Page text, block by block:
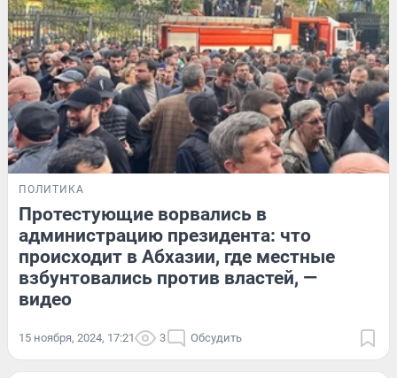
ПОЛИТИКА
Протестующие ворвались в
администрацию президента: что
происходит в Абхазии, где местные
взбунтовались против властей, —
видео
15 ноября, 2024, 17:21 3 Обсудить